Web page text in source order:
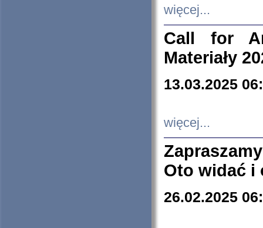
więcej...
Call for
Materiały
13.03.2025
więcej...
Oto widać i
26.02.2025